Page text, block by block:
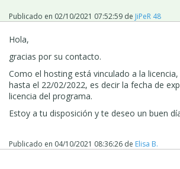
Los planes adicionales no están
licencia, son válidos por 12 meses y se
Publicado en 02/10/2021 07:52:59 de JiPeR 48
Hola,
gracias por su contacto.
Como el hosting está vinculado a la
hasta el 22/02/2022, es decir la fecha de
licencia del programa.
Estoy a tu disposición y te deseo un buen
Publicado en 04/10/2021 08:36:26 de Elisa B.